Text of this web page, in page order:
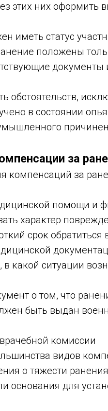
этих них оформить
иметь статус
положены
документы
обстоятельств,
в состоянии
за
компенсаций за
помощи и
характер
срок
в какой ситуации
о том, что
быть выдан
комиссии
видов
о тяжести
основания для